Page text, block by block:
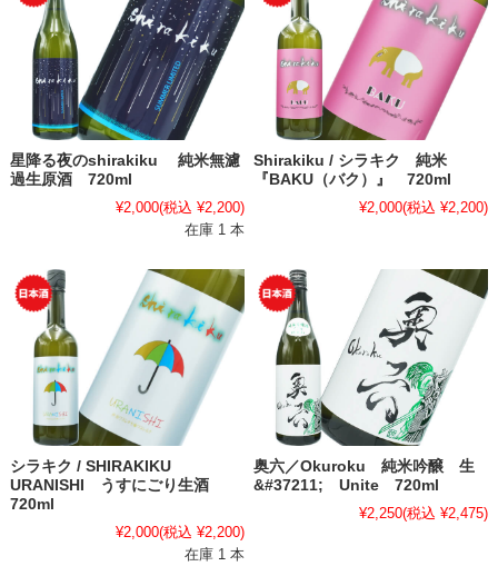
星降る夜のshirakiku 純米無濾
過生原酒 720ml
¥2,000(税込 ¥2,200)
在庫 1 本
Shirakiku / シラキク 純米
『BAKU（バク）』 720ml
¥2,000(税込 ¥2,200)
シラキク / SHIRAKIKU
URANISHI うすにごり生酒
720ml
¥2,000(税込 ¥2,200)
在庫 1 本
奥六／Okuroku 純米吟醸 生
&#37211; Unite 720ml
¥2,250(税込 ¥2,475)